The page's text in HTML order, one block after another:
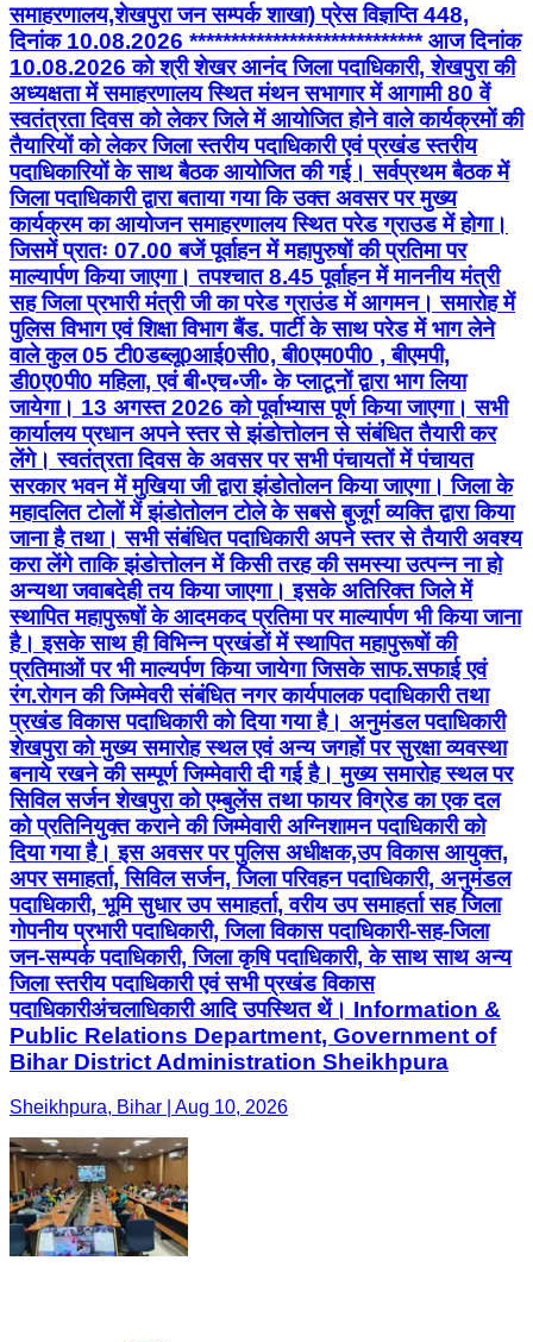
समाहरणालय,शेखपुरा जन सम्पर्क शाखा) प्रेस विज्ञप्ति 448,
दिनांक 10.08.2026 **************************** आज दिनांक
10.08.2026 को श्री शेखर आनंद जिला पदाधिकारी, शेखपुरा की
अध्यक्षता में समाहरणालय स्थित मंथन सभागार में आगामी 80 वें
स्वतंत्रता दिवस को लेकर जिले में आयोजित होने वाले कार्यक्रमों की
तैयारियों को लेकर जिला स्तरीय पदाधिकारी एवं प्रखंड स्तरीय
पदाधिकारियों के साथ बैठक आयोजित की गई। सर्वप्रथम बैठक में
जिला पदाधिकारी द्वारा बताया गया कि उक्त अवसर पर मुख्य
कार्यक्रम का आयोजन समाहरणालय स्थित परेड ग्राउड में होगा।
जिसमें प्रातः 07.00 बजें पूर्वाहन में महापुरुषों की प्रतिमा पर
माल्यार्पण किया जाएगा। तपश्चात 8.45 पूर्वाहन में माननीय मंत्री
सह जिला प्रभारी मंत्री जी का परेड ग्राउंड में आगमन। समारोह में
पुलिस विभाग एवं शिक्षा विभाग बैंड. पार्टी के साथ परेड में भाग लेने
वाले कुल 05 टी0डब्लू0आई0सी0, बी0एम0पी0 , बीएमपी,
डी0ए0पी0 महिला, एवं बी॰एच॰जी॰ के प्लाटूनों द्वारा भाग लिया
जायेगा। 13 अगस्त 2026 को पूर्वाभ्यास पूर्ण किया जाएगा। सभी
कार्यालय प्रधान अपने स्तर से झंडोत्तोलन से संबंधित तैयारी कर
लेंगे। स्वतंत्रता दिवस के अवसर पर सभी पंचायतों में पंचायत
सरकार भवन में मुखिया जी द्वारा झंडोतोलन किया जाएगा। जिला के
महादलित टोलों में झंडोतोलन टोले के सबसे बुजूर्ग व्यक्ति द्वारा किया
जाना है तथा। सभी संबंधित पदाधिकारी अपने स्तर से तैयारी अवश्य
करा लेंगे ताकि झंडोत्तोलन में किसी तरह की समस्या उत्पन्न ना हो
अन्यथा जवाबदेही तय किया जाएगा। इसके अतिरिक्त जिले में
स्थापित महापुरूषों के आदमकद प्रतिमा पर माल्यार्पण भी किया जाना
है। इसके साथ ही विभिन्न प्रखंडों में स्थापित महापुरूषों की
प्रतिमाओं पर भी माल्यर्पण किया जायेगा जिसके साफ.सफाई एवं
रंग.रोगन की जिम्मेवरी संबंधित नगर कार्यपालक पदाधिकारी तथा
प्रखंड विकास पदाधिकारी को दिया गया है। अनुमंडल पदाधिकारी
शेखपुरा को मुख्य समारोह स्थल एवं अन्य जगहों पर सुरक्षा व्यवस्था
बनाये रखने की सम्पूर्ण जिम्मेवारी दी गई है। मुख्य समारोह स्थल पर
सिविल सर्जन शेखपुरा को एम्बुलेंस तथा फायर विग्रेड का एक दल
को प्रतिनियुक्त कराने की जिम्मेवारी अग्निशामन पदाधिकारी को
दिया गया है। इस अवसर पर पुलिस अधीक्षक,उप विकास आयुक्त,
अपर समाहर्ता, सिविल सर्जन, जिला परिवहन पदाधिकारी, अनुमंडल
पदाधिकारी, भूमि सुधार उप समाहर्ता, वरीय उप समाहर्ता सह जिला
गोपनीय प्रभारी पदाधिकारी, जिला विकास पदाधिकारी-सह-जिला
जन-सम्पर्क पदाधिकारी, जिला कृषि पदाधिकारी, के साथ साथ अन्य
जिला स्तरीय पदाधिकारी एवं सभी प्रखंड विकास
पदाधिकारीअंचलाधिकारी आदि उपस्थित थें। Information &
Public Relations Department, Government of
Bihar District Administration Sheikhpura
Sheikhpura, Bihar | Aug 10, 2026